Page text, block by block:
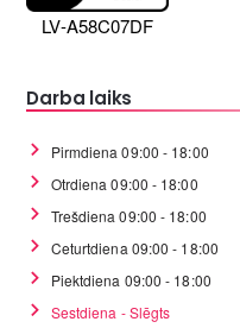
LV-A58C07DF
Darba laiks
Pirmdiena 09:00 - 18:00
Otrdiena 09:00 - 18:00
Trešdiena 09:00 - 18:00
Ceturtdiena 09:00 - 18:00
Piektdiena 09:00 - 18:00
Sestdiena - Slēgts